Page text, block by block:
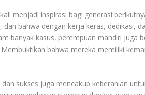
menjadi inspirasi bagi generasi
bahwa dengan kerja keras, dedikasi,
banyak kasus, perempuan mandiri juga
bahwa mereka memiliki
sukses juga mencakup keberanian